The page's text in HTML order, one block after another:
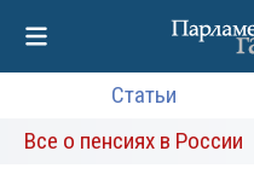
Статьи
Все о пенсиях в России